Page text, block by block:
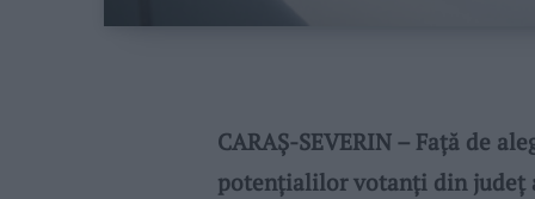
CARAȘ-SEVERIN – Față de
potențialilor votanți din județ